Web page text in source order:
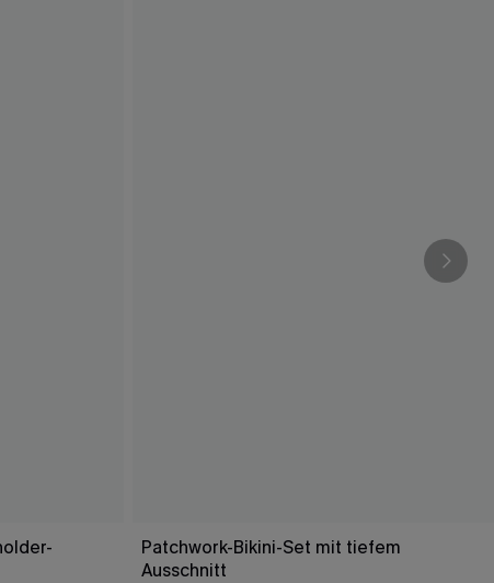
Patchwork-Bikini-Set mit tiefem
Ausschnitt